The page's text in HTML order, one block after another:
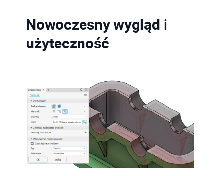
Nowoczesny wygląd i
użyteczność